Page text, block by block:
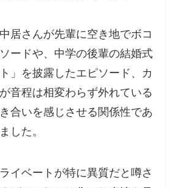
居さんが先輩に空き地でボコ
ードや、中学の後輩の結婚式
」を披露したエピソード、カ
音程は相変わらず外れている
合いを感じさせる関係性であ
した。
イベートが特に異質だと噂さ